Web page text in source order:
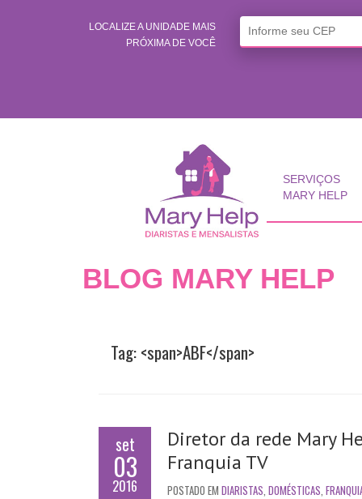
LOCALIZE A UNIDADE MAIS
PRÓXIMA DE VOCÊ
SERVIÇOS
MARY HELP
BLOG MARY HELP
Tag: <span>ABF</span>
set
03
2016
Diretor da rede Mary
Franquia TV
POSTADO EM DIARISTAS, DOMÉSTICAS,